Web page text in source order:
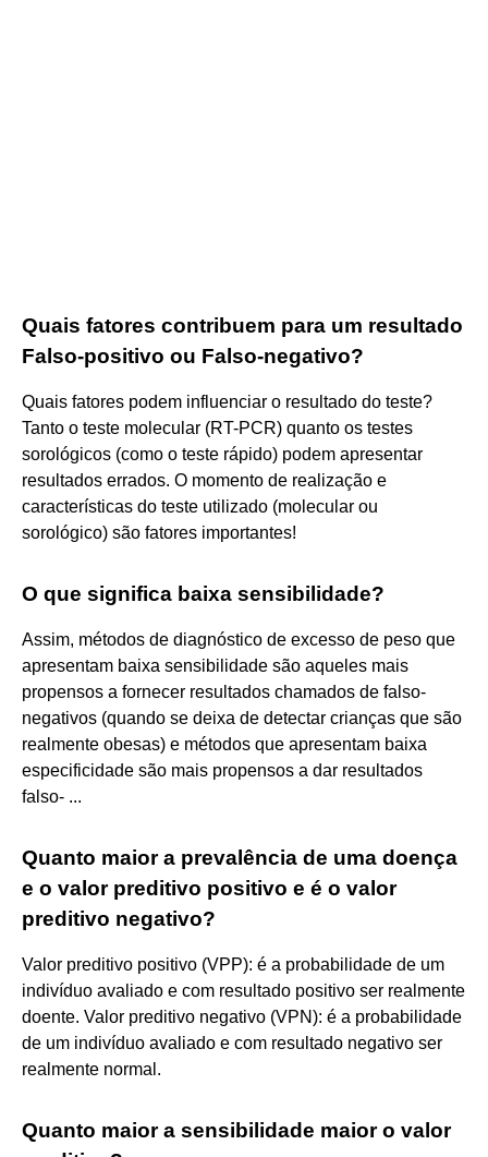
Quais fatores contribuem para um resultado
Falso-positivo ou Falso-negativo?
Quais fatores podem influenciar o resultado do teste?
Tanto o teste molecular (RT-PCR) quanto os testes
sorológicos (como o teste rápido) podem apresentar
resultados errados. O momento de realização e
características do teste utilizado (molecular ou
sorológico) são fatores importantes!
O que significa baixa sensibilidade?
Assim, métodos de diagnóstico de excesso de peso que
apresentam baixa sensibilidade são aqueles mais
propensos a fornecer resultados chamados de falso-
negativos (quando se deixa de detectar crianças que são
realmente obesas) e métodos que apresentam baixa
especificidade são mais propensos a dar resultados
falso- ...
Quanto maior a prevalência de uma doença
e o valor preditivo positivo e é o valor
preditivo negativo?
Valor preditivo positivo (VPP): é a probabilidade de um
indivíduo avaliado e com resultado positivo ser realmente
doente. Valor preditivo negativo (VPN): é a probabilidade
de um indivíduo avaliado e com resultado negativo ser
realmente normal.
Quanto maior a sensibilidade maior o valor